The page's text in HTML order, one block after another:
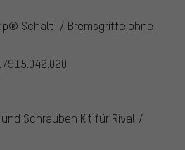
Schalt-/ Bremsgriffe ohne
Schrauben Kit für Rival /